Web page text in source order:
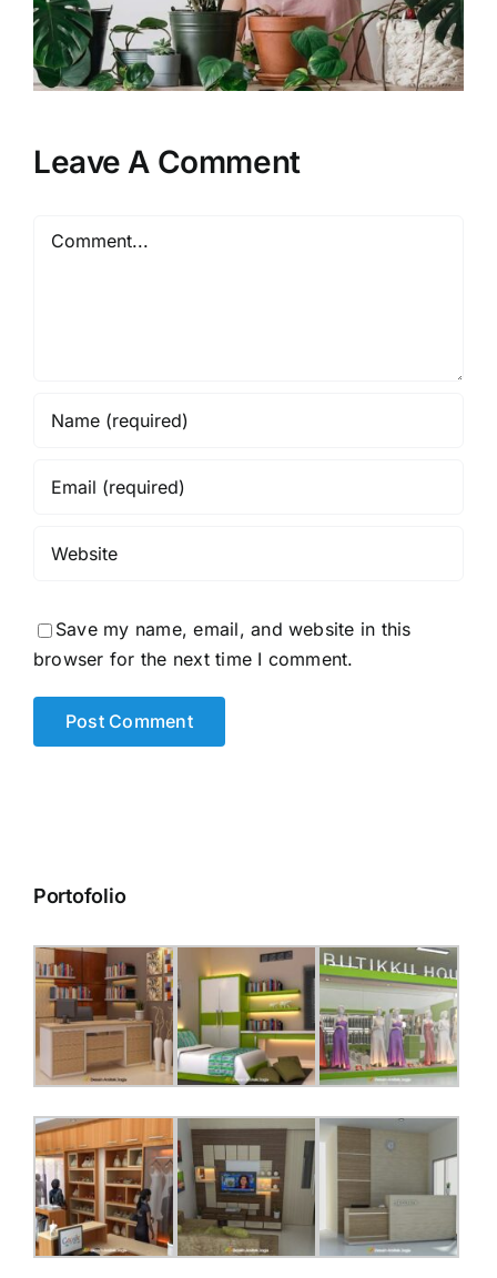
Leave A Comment
Save my name, email, and website in this
browser for the next time I comment.
Portofolio